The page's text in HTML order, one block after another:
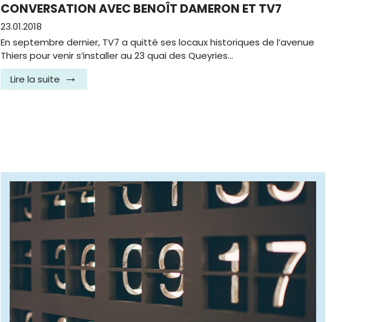
CONVERSATION AVEC BENOÎT DAMERON ET TV7
23.01.2018
En septembre dernier, TV7 a quitté ses locaux historiques de l’avenue
Thiers pour venir s’installer au 23 quai des Queyries…
Lire la suite